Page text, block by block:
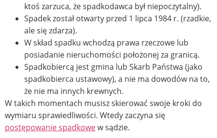
ktoś zarzuca, że spadkodawca był niepoczytalny).
Spadek został otwarty przed 1 lipca 1984 r. (rzadkie,
ale się zdarza).
W skład spadku wchodzą prawa rzeczowe lub
posiadanie nieruchomości położonej za granicą.
Spadkobiercą jest gmina lub Skarb Państwa (jako
spadkobierca ustawowy), a nie ma dowodów na to,
że nie ma innych krewnych.
W takich momentach musisz skierować swoje kroki do
wymiaru sprawiedliwości. Wtedy zaczyna się
postępowanie spadkowew sądzie.